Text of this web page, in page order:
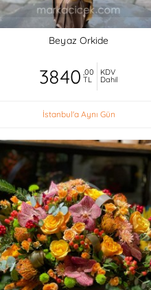
Beyaz Orkide
3840 ,00
TL
KDV
Dahil
İstanbul'a Aynı Gün